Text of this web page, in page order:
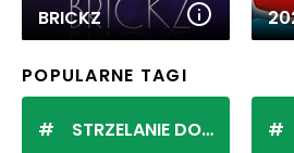
BRICKZ
POPULARNE TAGI
STRZELANIE DO KULEK